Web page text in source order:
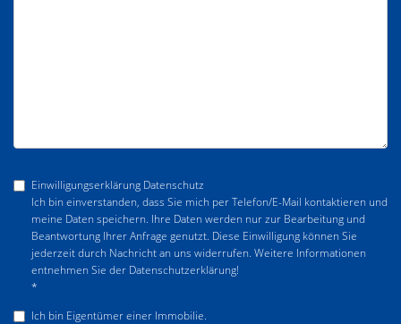
Einwilligungserklärung Datenschutz
Ich bin einverstanden, dass Sie mich per Telefon/E-Mail kontaktieren und
meine Daten speichern. Ihre Daten werden nur zur Bearbeitung und
Beantwortung Ihrer Anfrage genutzt. Diese Einwilligung können Sie
jederzeit durch Nachricht an uns widerrufen. Weitere Informationen
entnehmen Sie der Datenschutzerklärung!
*
Ich bin Eigentümer einer Immobilie.